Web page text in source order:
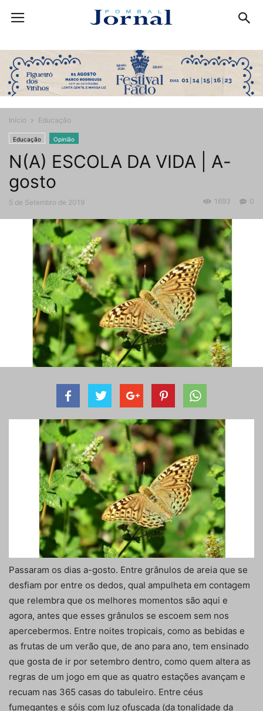
Início Educação
Educação Opinião
N(A) ESCOLA DA VIDA | A-
gosto
5 de Setembro de 2019 0
1693
Passaram os dias a-gosto. Entre grânulos de areia que se
desfiam por entre os dedos, qual ampulheta em contagem
que relembra que os melhores momentos são aqui e
agora, antes que esses grânulos se escoem sem nos
apercebermos. Entre noites tropicais, como as bebidas e
as frutas de um verão que, de ano para ano, tem ensinado
que gosta de ir por setembro dentro, como quem altera as
regras de um jogo em que as quatro estações avançam e
recuam nas 365 casas do tabuleiro. Entre céus
fumegantes e sóis com luz ofuscada (da tonalidade da